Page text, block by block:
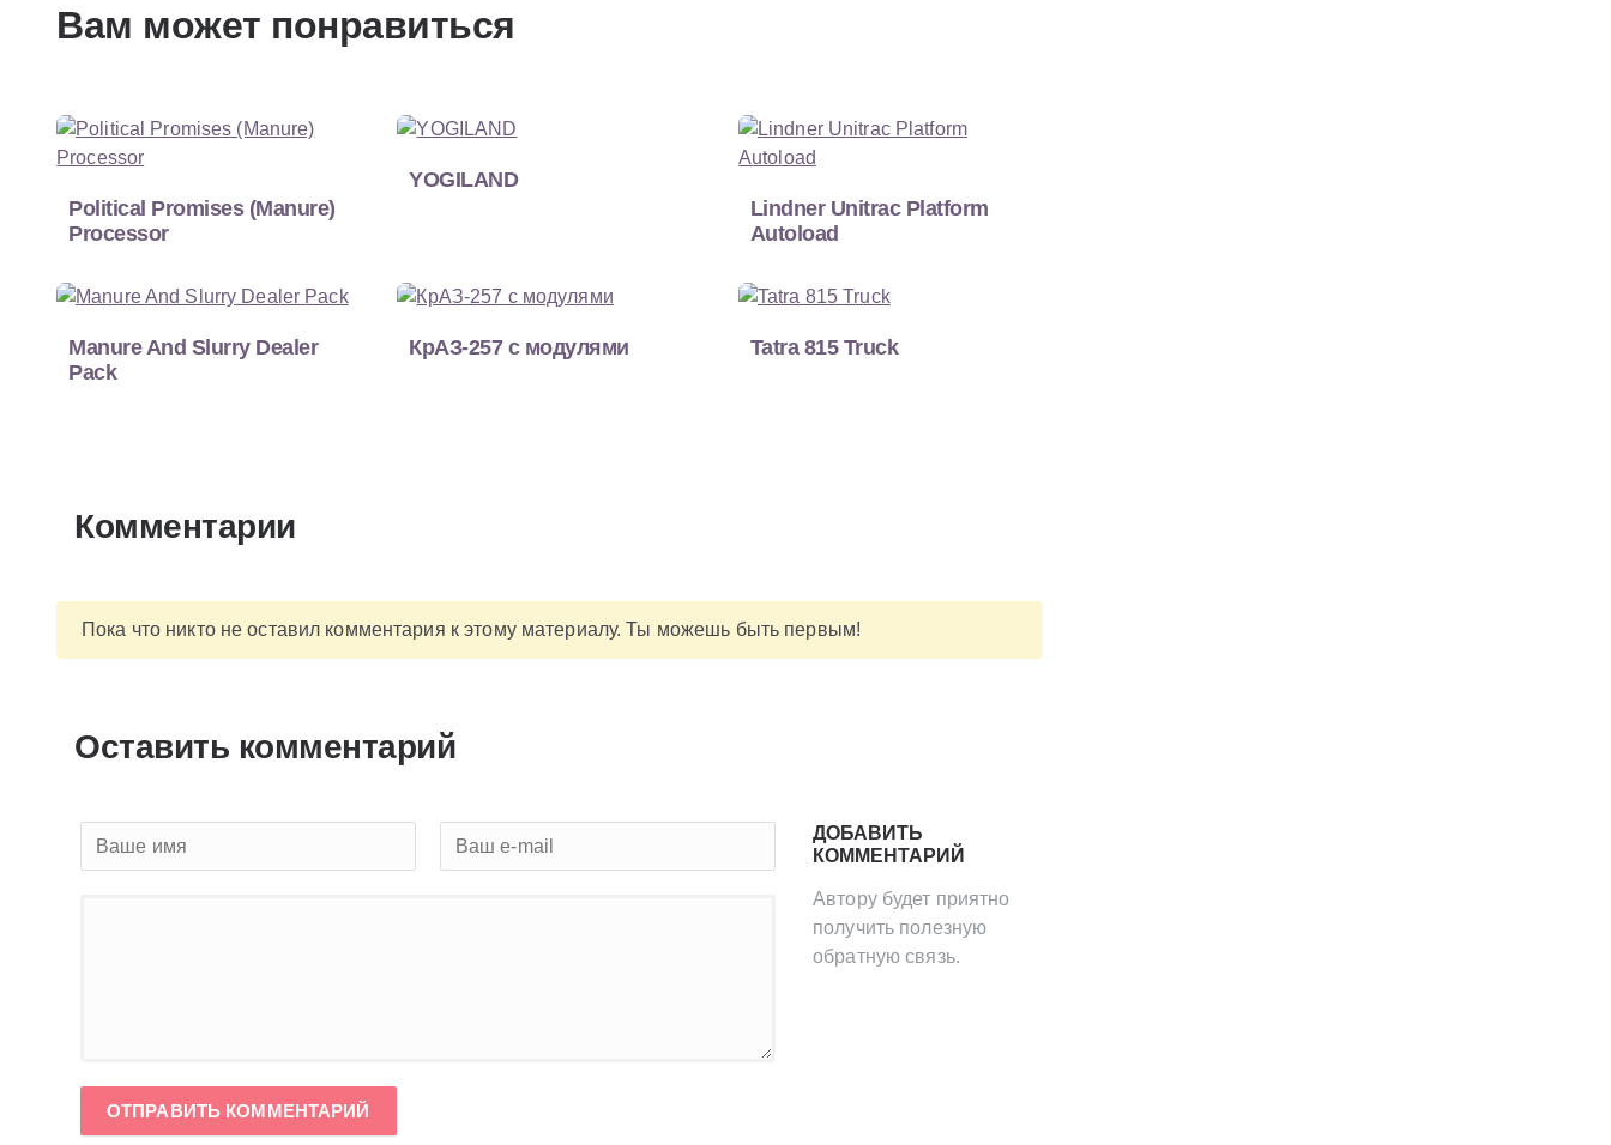
Вам может понравиться
Political Promises (Manure)
Processor
YOGILAND
Lindner Unitrac Platform
Autoload
Manure And Slurry Dealer
Pack
КрАЗ-257 с модулями Tatra 815 Truck
Комментарии
Пока что никто не оставил комментария к этому материалу. Ты можешь быть первым!
Оставить комментарий
ДОБАВИТЬ
КОММЕНТАРИЙ
Автору будет приятно
получить полезную
обратную связь.
ОТПРАВИТЬ КОММЕНТАРИЙ